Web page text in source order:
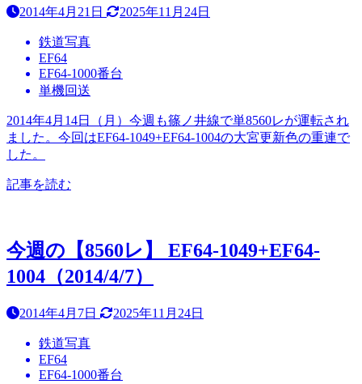
2014年4月21日 2025年11月24日
鉄道写真
EF64
EF64-1000番台
単機回送
2014年4月14日（月）今週も篠ノ井線で単8560レが運転され
ました。今回はEF64-1049+EF64-1004の大宮更新色の重連で
した。
記事を読む
今週の【8560レ】 EF64-1049+EF64-
1004（2014/4/7）
2014年4月7日 2025年11月24日
鉄道写真
EF64
EF64-1000番台